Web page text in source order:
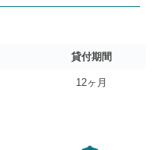
貸付期間
12ヶ月